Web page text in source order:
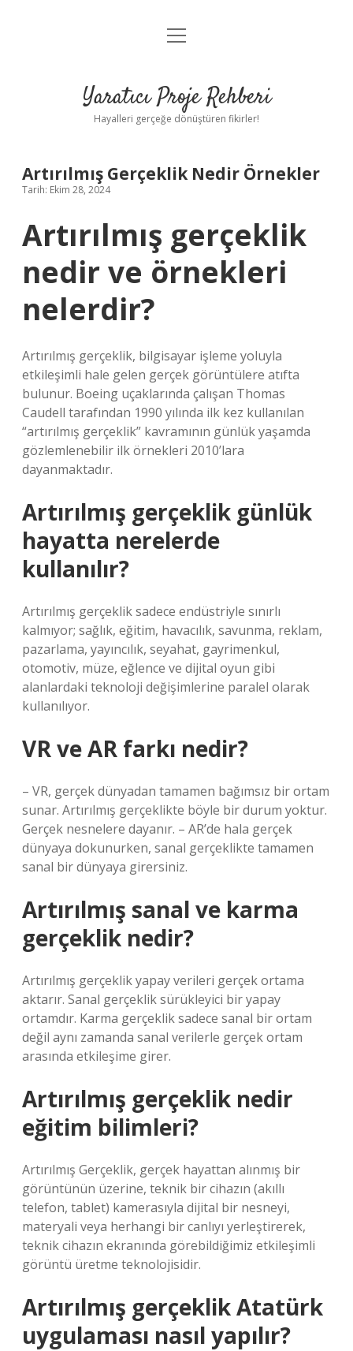
Anasayfa
Yasal Uyarı
menüyü
Yaratıcı Proje Rehberi
Hayalleri gerçeğe dönüştüren fikirler!
Artırılmış Gerçeklik Nedir Örnekler
Tarih: Ekim 28, 2024
Artırılmış gerçeklik
nedir ve örnekleri
nelerdir?
Artırılmış gerçeklik, bilgisayar işleme yoluyla
etkileşimli hale gelen gerçek görüntülere atıfta
bulunur. Boeing uçaklarında çalışan Thomas
Caudell tarafından 1990 yılında ilk kez kullanılan
“artırılmış gerçeklik” kavramının günlük yaşamda
gözlemlenebilir ilk örnekleri 2010’lara
dayanmaktadır.
Artırılmış gerçeklik günlük
hayatta nerelerde
kullanılır?
Artırılmış gerçeklik sadece endüstriyle sınırlı
kalmıyor; sağlık, eğitim, havacılık, savunma, reklam,
pazarlama, yayıncılık, seyahat, gayrimenkul,
otomotiv, müze, eğlence ve dijital oyun gibi
alanlardaki teknoloji değişimlerine paralel olarak
kullanılıyor.
VR ve AR farkı nedir?
– VR, gerçek dünyadan tamamen bağımsız bir ortam
sunar. Artırılmış gerçeklikte böyle bir durum yoktur.
Gerçek nesnelere dayanır. – AR’de hala gerçek
dünyaya dokunurken, sanal gerçeklikte tamamen
sanal bir dünyaya girersiniz.
Artırılmış sanal ve karma
gerçeklik nedir?
Artırılmış gerçeklik yapay verileri gerçek ortama
aktarır. Sanal gerçeklik sürükleyici bir yapay
ortamdır. Karma gerçeklik sadece sanal bir ortam
değil aynı zamanda sanal verilerle gerçek ortam
arasında etkileşime girer.
Artırılmış gerçeklik nedir
eğitim bilimleri?
Artırılmış Gerçeklik, gerçek hayattan alınmış bir
görüntünün üzerine, teknik bir cihazın (akıllı
telefon, tablet) kamerasıyla dijital bir nesneyi,
materyali veya herhangi bir canlıyı yerleştirerek,
teknik cihazın ekranında görebildiğimiz etkileşimli
görüntü üretme teknolojisidir.
Artırılmış gerçeklik Atatürk
uygulaması nasıl yapılır?